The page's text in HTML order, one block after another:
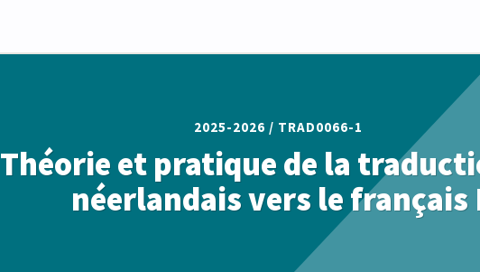
2025-2026 / TRAD0066-1
Théorie et pratique de la
néerlandais vers le français